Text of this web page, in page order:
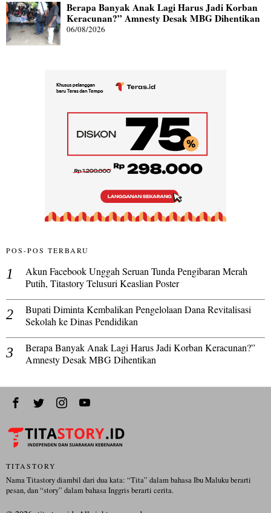
Berapa Banyak Anak Lagi Harus Jadi Korban
Keracunan?” Amnesty Desak MBG Dihentikan
06/08/2026
POS-POS TERBARU
Akun Facebook Unggah Seruan Tunda Pengibaran Merah
Putih, Titastory Telusuri Keaslian Poster
Bupati Diminta Kembalikan Pengelolaan Dana Revitalisasi
Sekolah ke Dinas Pendidikan
Berapa Banyak Anak Lagi Harus Jadi Korban Keracunan?”
Amnesty Desak MBG Dihentikan
TITASTORY
Nama Titastory diambil dari dua kata: “Tita” dalam bahasa Ibu Maluku berarti
pesan, dan “story” dalam bahasa Inggris berarti cerita.